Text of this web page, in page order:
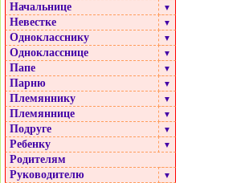
Начальнице ▼
Невестке ▼
Однокласснику ▼
Однокласснице ▼
Папе ▼
Парню ▼
Племяннику ▼
Племяннице ▼
Подруге ▼
Ребенку ▼
Родителям
Руководителю
▼